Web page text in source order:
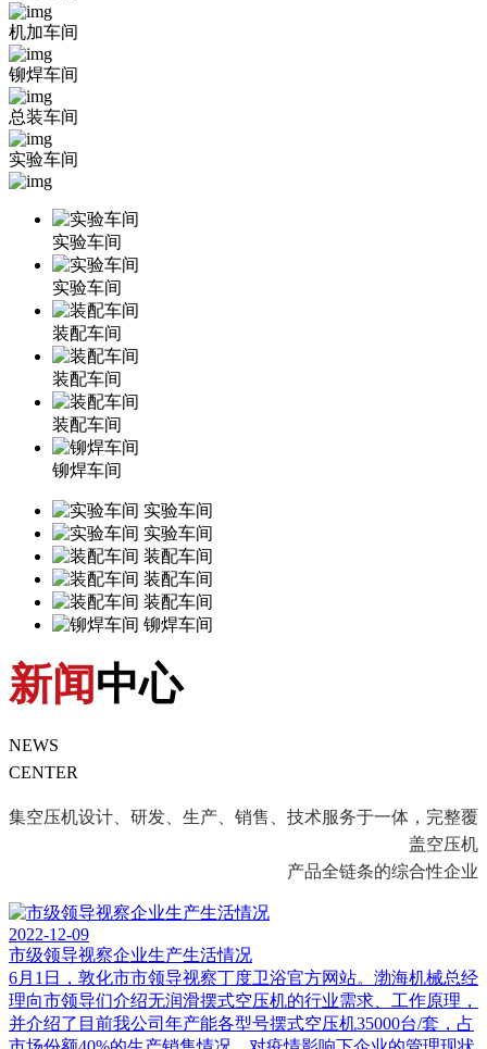
机加车间
铆焊车间
总装车间
实验车间
实验车间
实验车间
装配车间
装配车间
装配车间
铆焊车间
实验车间
实验车间
装配车间
装配车间
装配车间
铆焊车间
新闻中心
NEWS
CENTER
集空压机设计、研发、生产、销售、技术服务于一体，完整覆
盖空压机
产品全链条的综合性企业
2022-12-09
市级领导视察企业生产生活情况
6月1日，敦化市市领导视察丁度卫浴官方网站。渤海机械总经
理向市领导们介绍无润滑摆式空压机的行业需求、工作原理，
并介绍了目前我公司年产能各型号摆式空压机35000台/套，占